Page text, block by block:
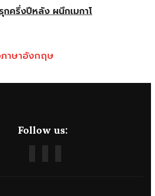
กครึ่งปีหลัง ผนึกเมกาโ
าษาอังกฤษ
Follow us: